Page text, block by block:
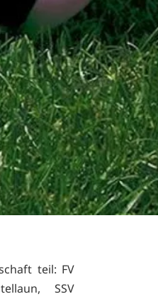
teil: FV
SSV